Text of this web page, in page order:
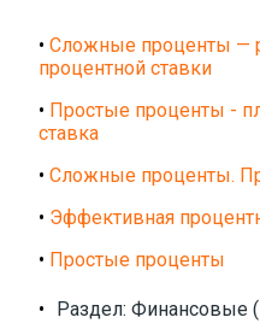
• Сложные проценты —
процентной ставки
• Простые проценты -
ставка
• Сложные проценты.
• Эффективная
• Простые проценты
• Раздел: Финансовые